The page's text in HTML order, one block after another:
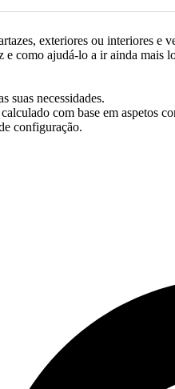
exteriores ou interiores
como ajudá-lo a ir ainda mais
suas necessidades.
com base em aspetos
configuração.